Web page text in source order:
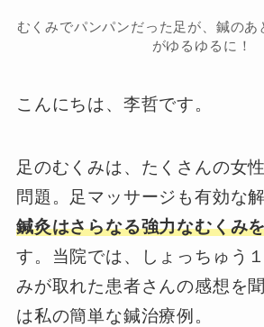
むくみでパンパンだった足が、鍼の
がゆるゆるに！
こんにちは、李哲です。
足のむくみは、たくさんの女
問題。足マッサージも有効な
鍼灸はさらなる強力なむくみ
す。当院では、しょっちゅう
みが取れた患者さんの感想を
は私の簡単な鍼治療例。